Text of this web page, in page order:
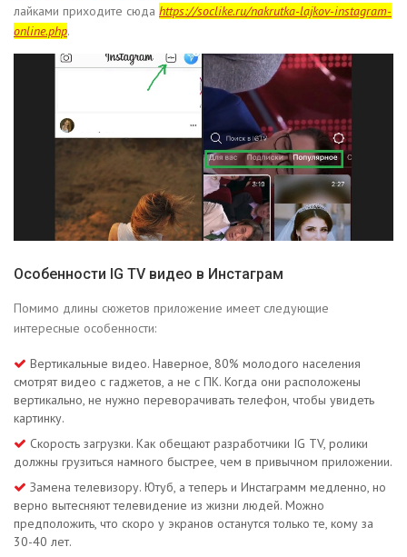
лайками приходите сюда https://soclike.ru/nakrutka-lajkov-instagram-
online.php.
Особенности IG TV видео в Инстаграм
Помимо длины сюжетов приложение имеет следующие
интересные особенности:
Вертикальные видео. Наверное, 80% молодого населения
смотрят видео с гаджетов, а не с ПК. Когда они расположены
вертикально, не нужно переворачивать телефон, чтобы увидеть
картинку.
Скорость загрузки. Как обещают разработчики IG TV, ролики
должны грузиться намного быстрее, чем в привычном приложении.
Замена телевизору. Ютуб, а теперь и Инстаграмм медленно, но
верно вытесняют телевидение из жизни людей. Можно
предположить, что скоро у экранов останутся только те, кому за
30-40 лет.